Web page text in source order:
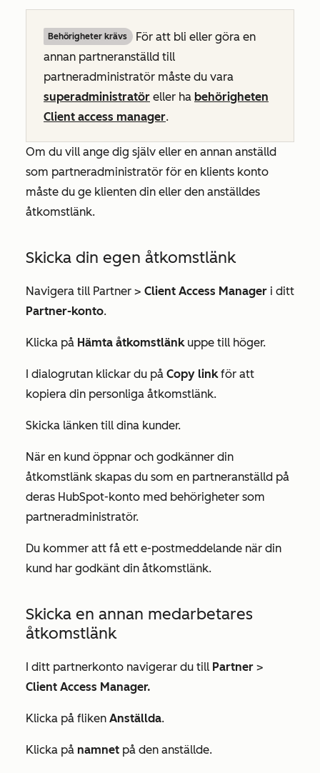
Behörigheter krävs
För att bli eller göra en
annan partneranställd till
partneradministratör måste du vara
superadministratör eller ha behörigheten
Client access manager.
Om du vill ange dig själv eller en annan anställd
som partneradministratör för en klients konto
måste du ge klienten din eller den anställdes
åtkomstlänk.
Skicka din egen åtkomstlänk
Navigera till Partner > Client Access Manager i ditt
Partner-konto.
Klicka på Hämta åtkomstlänkuppe till höger.
I dialogrutan klickar du på Copy linkför att
kopiera din personliga åtkomstlänk.
Skicka länken till dina kunder.
När en kund öppnar och godkänner din
åtkomstlänk skapas du som en partneranställd på
deras HubSpot-konto med behörigheter som
partneradministratör.
Du kommer att få ett e-postmeddelande när din
kund har godkänt din åtkomstlänk.
Skicka en annan medarbetares
åtkomstlänk
I ditt partnerkonto navigerar du till Partner >
Client Access Manager.
Klicka på fliken Anställda.
Klicka på namnet på den anställde.